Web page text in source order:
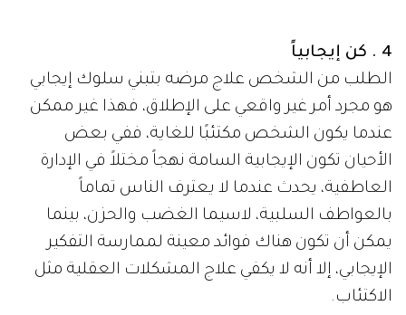
4 . كن إيجابياً
الطلب من الشخص علاج مرضه بتبني سلوك إيجابي
هو مجرد أمر غير واقعي على الإطلاق، فهذا غير ممكن
عندما يكون الشخص مكتئبًا للغاية، ففي بعض
الأحيان تكون الإيجابية السامة نهجاً مختلاً في الإدارة
العاطفية، يحدث عندما لا يعترف الناس تماماً
بالعواطف السلبية، لاسيما الغضب والحزن، بينما
يمكن أن تكون هناك فوائد معينة لممارسة التفكير
الإيجابي، إلا أنه لا يكفي علاج المشكلات العقلية مثل
الاكتئاب.